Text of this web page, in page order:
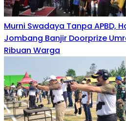
Murni Swadaya Tanpa APBD,
Jombang Banjir Doorprize
Ribuan Warga